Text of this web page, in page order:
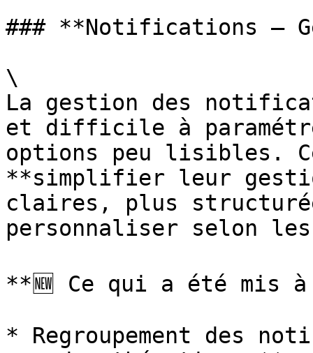
### **Notifications –
\
La gestion des
et difficile à
options peu lisibles.
**simplifier leur
claires, plus
personnaliser selon
**🆕 Ce qui a été mis
* Regroupement des